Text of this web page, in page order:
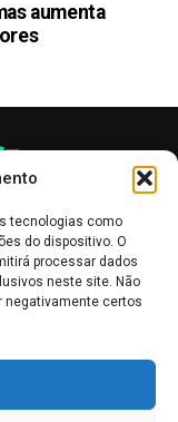
tecnologias como
do dispositivo. O
processar dados
neste site. Não
negativamente certos
aumenta
e não devem ser
Leia mais